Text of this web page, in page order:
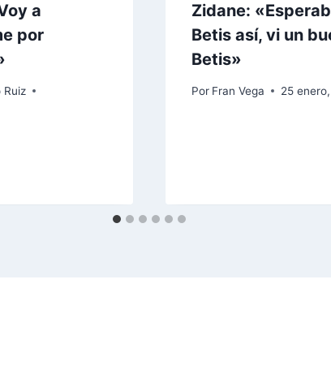
a
por
Ruiz
Zidane:
Betis así, vi un
Betis»
Por Fran Vega 25